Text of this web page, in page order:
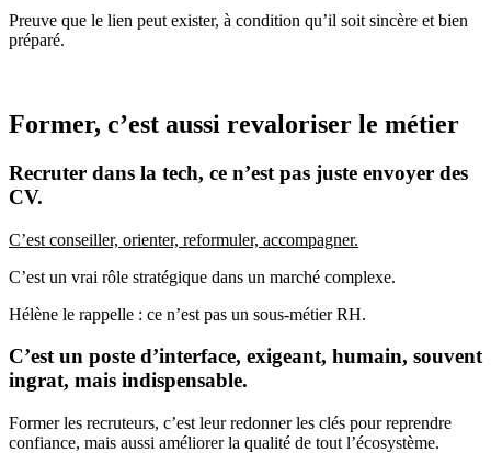
Preuve que le lien peut exister, à condition qu’il soit sincère et bien
préparé.
Former, c’est aussi revaloriser le métier
Recruter dans la tech, ce n’est pas juste envoyer des
CV.
C’est conseiller, orienter, reformuler, accompagner.
C’est un vrai rôle stratégique dans un marché complexe.
Hélène le rappelle : ce n’est pas un sous-métier RH.
C’est un poste d’interface, exigeant, humain, souvent
ingrat, mais indispensable.
Former les recruteurs, c’est leur redonner les clés pour reprendre
confiance, mais aussi améliorer la qualité de tout l’écosystème.